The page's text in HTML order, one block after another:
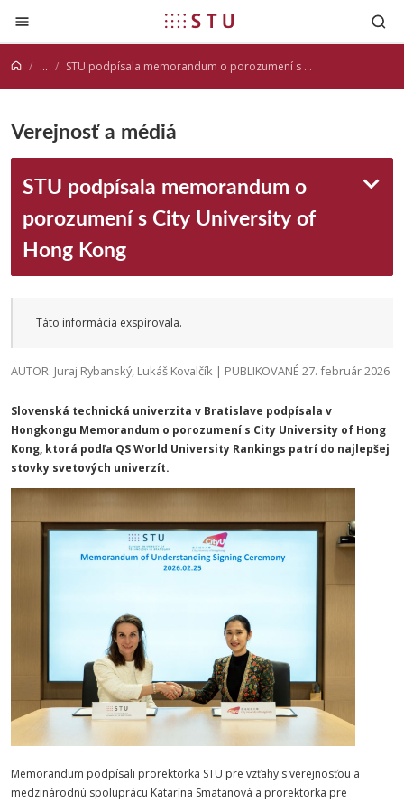
Prejsť na obsah
... STU podpísala memorandum o porozumení s City University of Hong Kong
Verejnosť a médiá
STU podpísala memorandum o
porozumení s City University of
Hong Kong
Táto informácia exspirovala.
AUTOR: Juraj Rybanský, Lukáš Kovalčík | PUBLIKOVANÉ 27. február 2026
Slovenská technická univerzita v Bratislave podpísala v
Hongkongu Memorandum o porozumení s City University of Hong
Kong, ktorá podľa QS World University Rankings patrí do najlepšej
stovky svetových univerzít.
Memorandum podpísali prorektorka STU pre vzťahy s verejnosťou a
medzinárodnú spoluprácu Katarína Smatanová a prorektorka pre